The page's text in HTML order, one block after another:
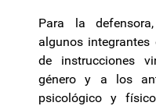
Para la
algunos
de instrucciones
género y a los
psicológico y